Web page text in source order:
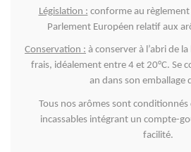
Législation : conforme au
Parlement Européen relatif aux
Conservation : à conserver à l’abri de
frais, idéalement entre 4 et 20°C. Se
an dans son emballage
Tous nos arômes sont conditionnés
incassables intégrant un compte-
facilité.